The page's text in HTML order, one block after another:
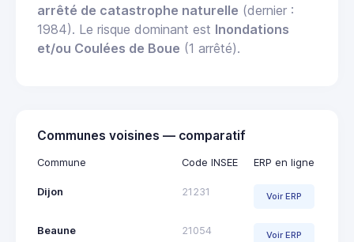
arrêté de catastrophe naturelle (dernier :
1984). Le risque dominant est Inondations
et/ou Coulées de Boue (1 arrêté).
Communes voisines — comparatif
Commune Code INSEE ERP en ligne
Dijon 21231 Voir ERP
Beaune 21054 Voir ERP